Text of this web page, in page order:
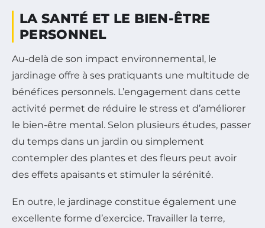
LA SANTÉ ET LE BIEN-ÊTRE
PERSONNEL
Au-delà de son impact environnemental, le
jardinage offre à ses pratiquants une multitude de
bénéfices personnels. L’engagement dans cette
activité permet de réduire le stress et d’améliorer
le bien-être mental. Selon plusieurs études, passer
du temps dans un jardin ou simplement
contempler des plantes et des fleurs peut avoir
des effets apaisants et stimuler la sérénité.
En outre, le jardinage constitue également une
excellente forme d’exercice. Travailler la terre,